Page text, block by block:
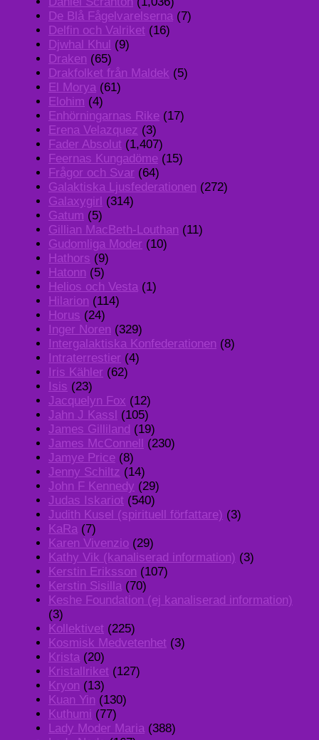
De Blå Fågelvarelserna (7)
Delfin och Valriket (16)
Djwhal Khul (9)
Draken (65)
Drakfolket från Maldek (5)
El Morya (61)
Elohim (4)
Enhörningarnas Rike (17)
Erena Velazquez (3)
Fader Absolut (1,407)
Feernas Kungadöme (15)
Frågor och Svar (64)
Galaktiska Ljusfederationen (272)
Galaxygirl (314)
Gatum (5)
Gillian MacBeth-Louthan (11)
Gudomliga Moder (10)
Hathors (9)
Hatonn (5)
Helios och Vesta (1)
Hilarion (114)
Horus (24)
Inger Noren (329)
Intergalaktiska Konfederationen (8)
Intraterrestier (4)
Iris Kähler (62)
Isis (23)
Jacquelyn Fox (12)
Jahn J Kassl (105)
James Gilliland (19)
James McConnell
(230)
Jamye Price (8)
Jenny Schiltz (14)
John F Kennedy (29)
Judas Iskariot (540)
Judith Kusel (spirituell författare) (3)
KaRa (7)
Karen Vivenzio (29)
Kathy Vik (kanaliserad information) (3)
Kerstin Eriksson (107)
Kerstin Sisilla (70)
Keshe Foundation (ej kanaliserad information)
(3)
Kollektivet (225)
Kosmisk Medvetenhet (3)
Krista (20)
Kristallriket (127)
Kryon (13)
Kuan Yin (130)
Kuthumi (77)
Lady Moder Maria (388)